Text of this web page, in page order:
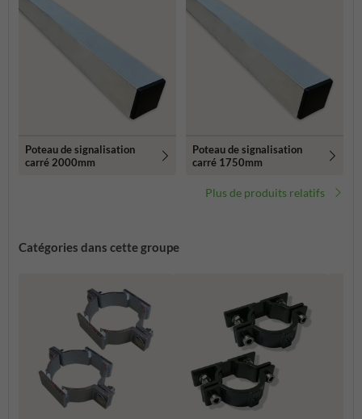
Poteau de signalisation
carré 2000mm
Poteau de signalisation
carré 1750mm
Plus de produits relatifs
Catégories dans cette groupe